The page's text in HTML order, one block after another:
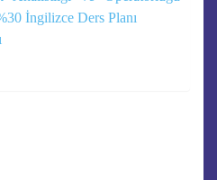
İngilizce Ders Planı